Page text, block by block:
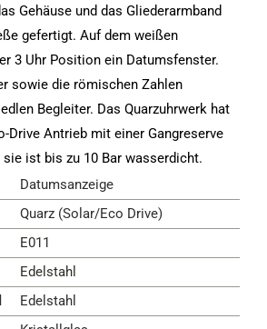
Gehäuse und das Gliederarmband
gefertigt. Auf dem weißen
3 Uhr Position ein Datumsfenster.
sowie die römischen Zahlen
Begleiter. Das Quarzuhrwerk hat
Drive Antrieb mit einer Gangreserve
sie ist bis zu 10 Bar wasserdicht.
Datumsanzeige
Quarz (Solar/Eco Drive)
E011
Edelstahl
Edelstahl